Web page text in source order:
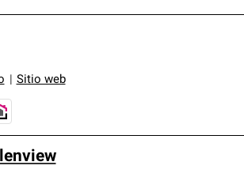
Sitio web